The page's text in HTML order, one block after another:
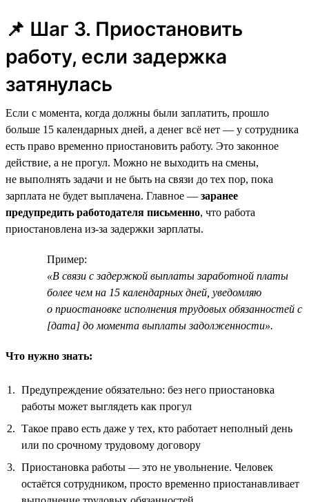
📌 Шаг 3. Приостановить
работу, если задержка
затянулась
Если с момента, когда должны были заплатить, прошло
больше 15 календарных дней, а денег всё нет — у сотрудника
есть право временно приостановить работу. Это законное
действие, а не прогул. Можно не выходить на смены,
не выполнять задачи и не быть на связи до тех пор, пока
зарплата не будет выплачена. Главное — заранее
предупредить работодателя письменно, что работа
приостановлена из-за задержки зарплаты.
Пример:
«В связи с задержкой выплаты заработной платы
более чем на 15 календарных дней, уведомляю
о приостановке исполнения трудовых обязанностей с
[дата] до момента выплаты задолженности».
Что нужно знать:
Предупреждение обязательно: без него приостановка
работы может выглядеть как прогул
Такое право есть даже у тех, кто работает неполный день
или по срочному трудовому договору
Приостановка работы — это не увольнение. Человек
остаётся сотрудником, просто временно приостанавливает